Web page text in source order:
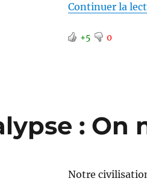
Continuer la
+5 0
: On
Notre